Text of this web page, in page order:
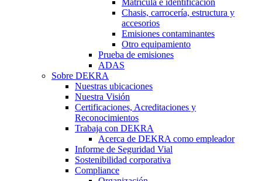
Matrícula e identificación
Chasis, carrocería, estructura y
accesorios
Emisiones contaminantes
Otro equipamiento
Prueba de emisiones
ADAS
Sobre DEKRA
Nuestras ubicaciones
Nuestra Visión
Certificaciones, Acreditaciones y
Reconocimientos
Trabaja con DEKRA
Acerca de DEKRA como empleador
Informe de Seguridad Vial
Sostenibilidad corporativa
Compliance